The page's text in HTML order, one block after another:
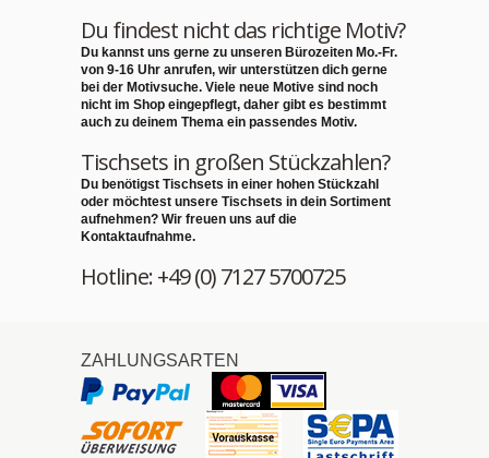
Du findest nicht das richtige Motiv?
Du kannst uns gerne zu unseren Bürozeiten Mo.-Fr.
von 9-16 Uhr anrufen, wir unterstützen dich gerne
bei der Motivsuche. Viele neue Motive sind noch
nicht im Shop eingepflegt, daher gibt es bestimmt
auch zu deinem Thema ein passendes Motiv.
Tischsets in großen Stückzahlen?
Du benötigst Tischsets in einer hohen Stückzahl
oder möchtest unsere Tischsets in dein Sortiment
aufnehmen? Wir freuen uns auf die
Kontaktaufnahme.
Hotline: +49 (0) 7127 5700725
ZAHLUNGSARTEN